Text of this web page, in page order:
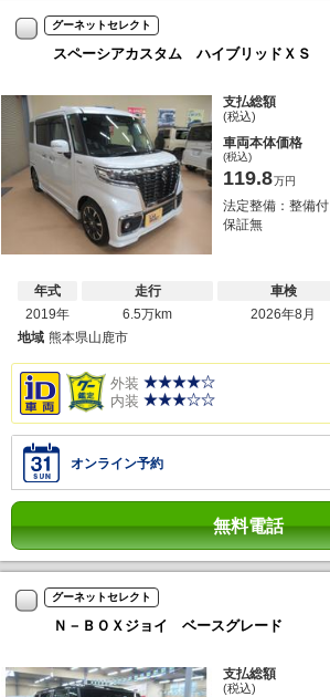
グーネットセレクト
スペーシアカスタム ハイブリッドＸＳ
支払総額
(税込)
車両本体価格
(税込)
119.8万円
法定整備：整備付
保証無
年式
2019年
走行
6.5万km
車検
2026年8月
地域 熊本県山鹿市
外装
内装
オンライン予約
無料電話
グーネットセレクト
Ｎ－ＢＯＸジョイ ベースグレード
支払総額
(税込)